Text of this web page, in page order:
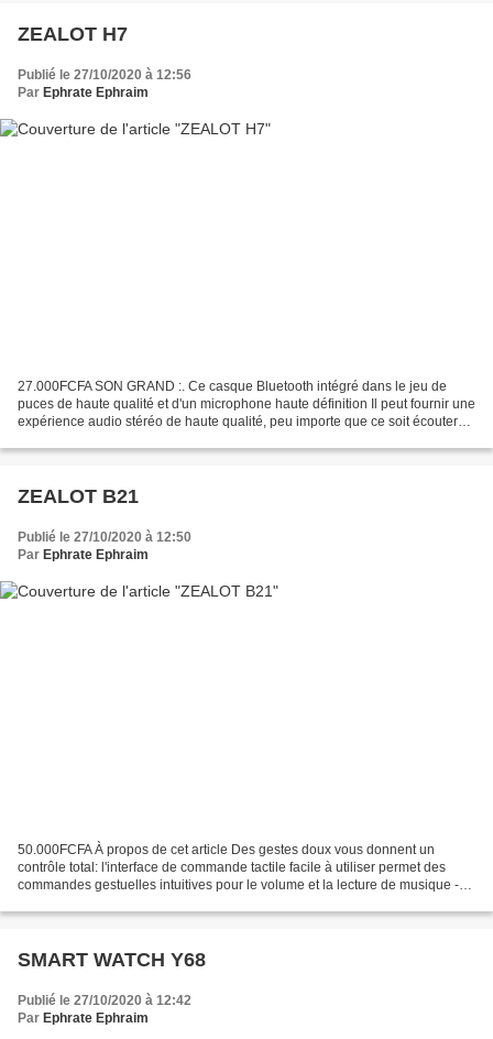
ZEALOT H7
Publié le 27/10/2020 à 12:56
Par Ephrate Ephraim
27.000FCFA SON GRAND :. Ce casque Bluetooth intégré dans le jeu de
puces de haute qualité et d'un microphone haute définition Il peut fournir une
expérience audio stéréo de haute qualité, peu importe que ce soit écouter
ZEALOT B21
Publié le 27/10/2020 à 12:50
Par Ephrate Ephraim
50.000FCFA À propos de cet article Des gestes doux vous donnent un
contrôle total: l'interface de commande tactile facile à utiliser permet des
commandes gestuelles intuitives pour le volume et la lecture de musique -
SMART WATCH Y68
Publié le 27/10/2020 à 12:42
Par Ephrate Ephraim